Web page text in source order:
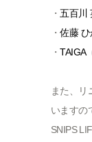
・五百川
・佐藤 ひ
・TAIGA
また、リ
いますの
SNIPS